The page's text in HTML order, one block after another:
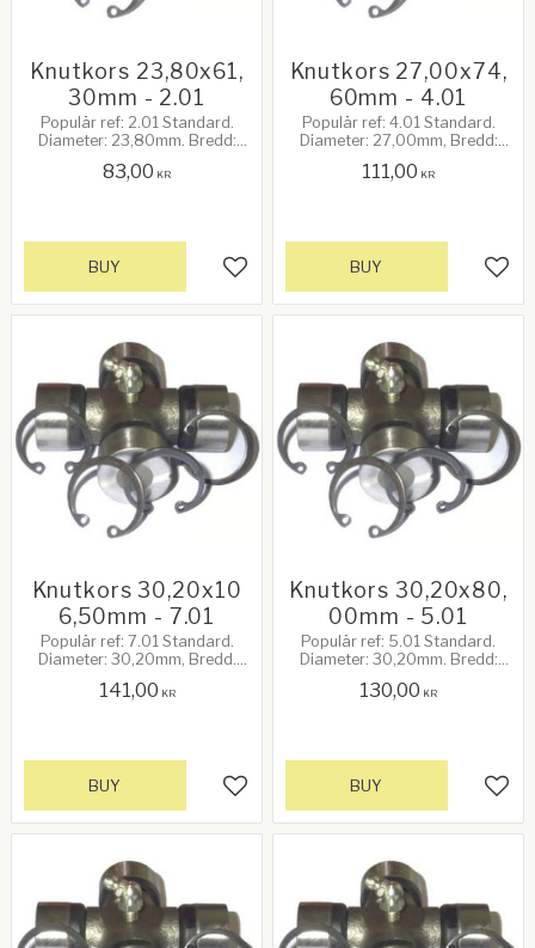
Knutkors 23,80x61,
30mm - 2.01
Populär ref: 2.01 Standard.
Diameter: 23,80mm. Bredd:
83,00 KR
Add to favorites
BUY
Knutkors 27,00x74,
60mm - 4.01
Populär ref: 4.01 Standard.
Diameter: 27,00mm, Bredd:
111,00 KR
BUY
Knutkors 30,20x10
6,50mm - 7.01
Populär ref: 7.01 Standard.
Diameter: 30,20mm, Bredd.
141,00 KR
Add to favorites
BUY
Knutkors 30,20x80,
00mm - 5.01
Populär ref: 5.01 Standard.
Diameter: 30,20mm. Bredd:
130,00 KR
BUY